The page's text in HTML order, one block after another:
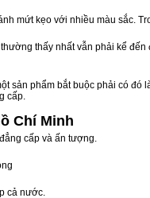
mứt kẹo với nhiều màu sắc.
thấy nhất vẫn phải kể
sản phẩm bắt buộc phải có
cấp.
Chí Minh
cấp và ấn tượng.
cả nước.